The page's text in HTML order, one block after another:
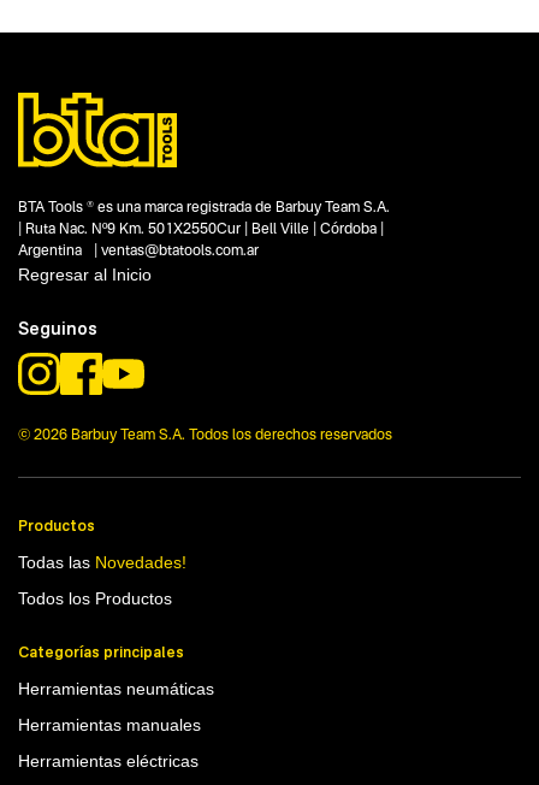
Segmentos - pendiente
Construcción
Capacidad
Funcion o uso
1170 mm
Tecnologia
BTA Tools ® es una marca registrada de Barbuy Team S.A.
| Ruta Nac. Nº9 Km. 501X2550Cur | Bell Ville | Córdoba |
Argentina | ventas@btatools.com.ar
Regresar al Inicio
Seguinos
© 2026 Barbuy Team S.A. Todos los derechos reservados
Productos
Todas las Novedades!
Todos los Productos
Categorías principales
Herramientas neumáticas
Herramientas manuales
Herramientas eléctricas